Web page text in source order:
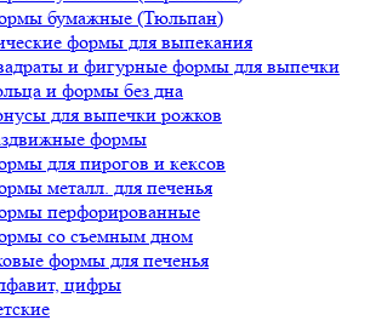
бумажные (Тюльпан)
формы для выпекания
и фигурные формы для выпечки
и формы без дна
для выпечки рожков
формы
для пирогов и кексов
металл. для печенья
перфорированные
со съемным дном
формы для печенья
цифры